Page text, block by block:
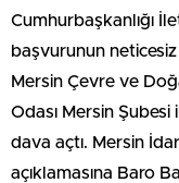
Cumhurbaşkanlığı
başvurunun
Mersin Çevre ve
Odası Mersin
dava açtı. Mersin
açıklamasına Baro